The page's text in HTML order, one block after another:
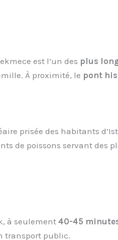
est l’un des plus
À proximité, le pont
prisée des habitants
de poissons servant des
à seulement40-45
transport public.